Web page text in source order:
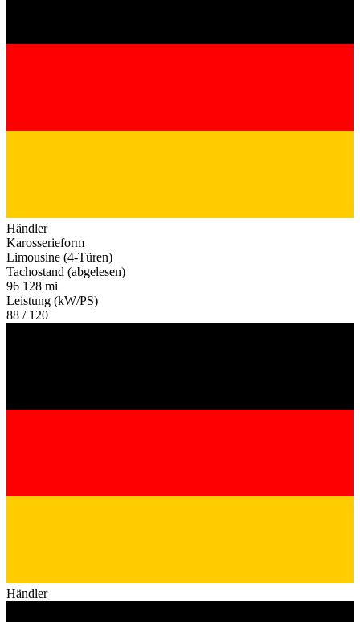
Händler
Karosserieform
Limousine (4-Türen)
Tachostand (abgelesen)
96 128 mi
Leistung (kW/PS)
88 / 120
Händler